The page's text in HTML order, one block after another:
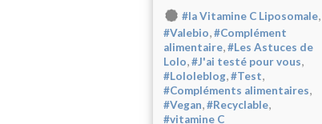
#la Vitamine C Liposomale,
#Valebio,#Complément
alimentaire,#Les Astuces de
Lolo,#J'ai testé pour vous,
#Lololeblog,#Test,
#Compléments alimentaires,
#Vegan,#Recyclable,
#vitamine C